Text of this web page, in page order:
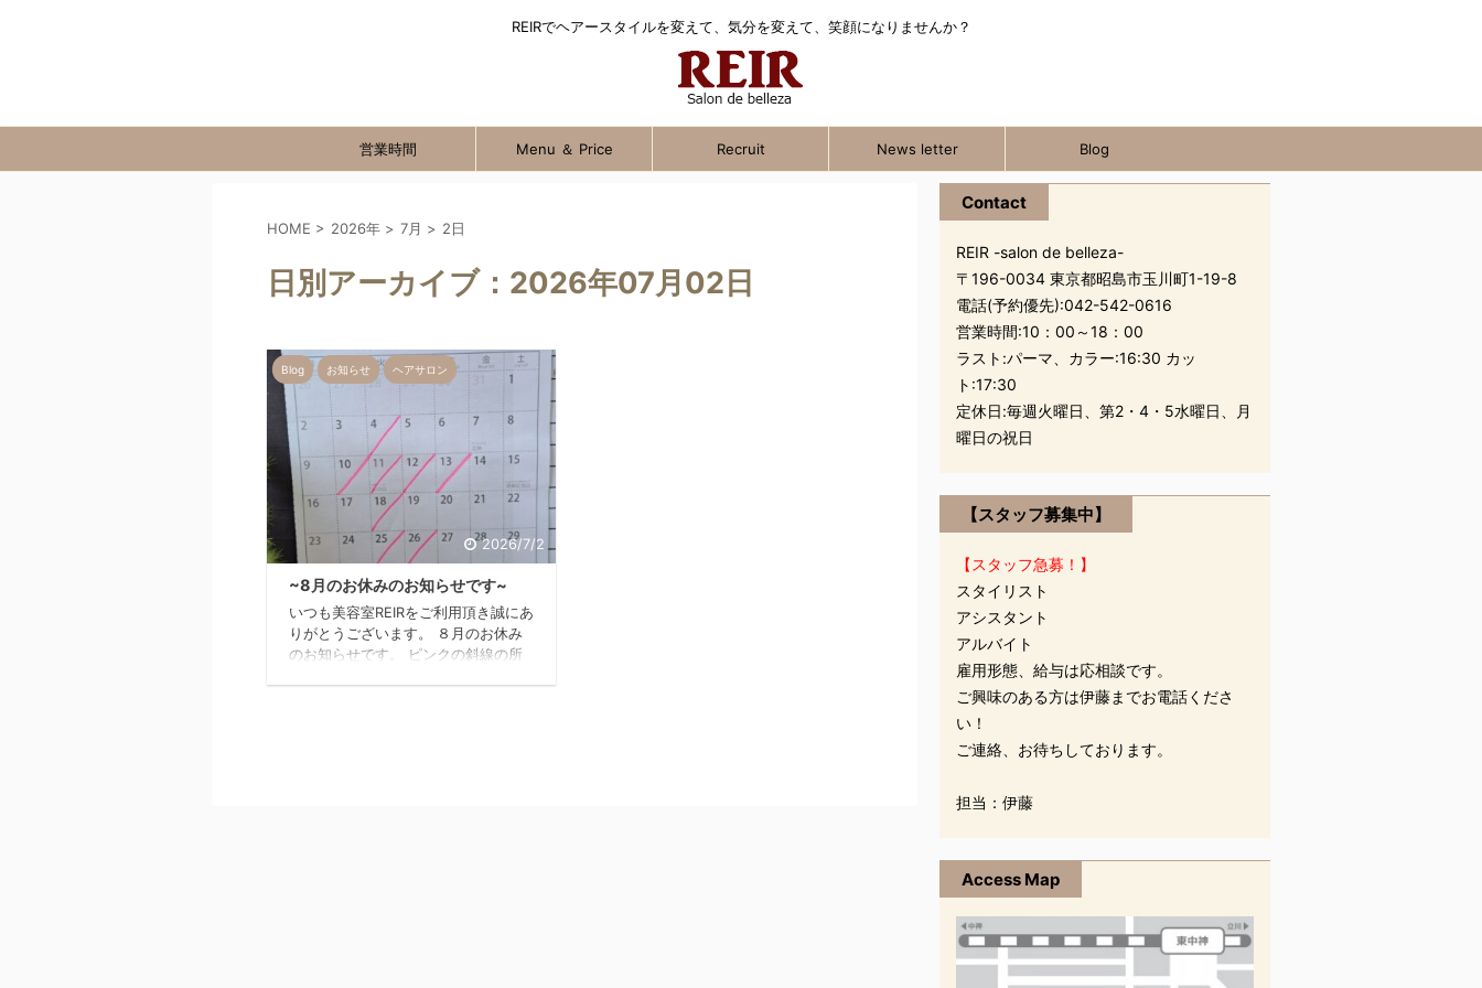
REIRでヘアースタイルを変えて、気分を変えて、笑顔になりませんか？
営業時間 Menu ＆ Price Recruit News letter Blog
HOME > 2026年 > 7月 > 2日
日別アーカイブ：2026年07月02日
Blog お知らせ ヘアサロン
2026/7/2
~8月のお休みのお知らせです~
いつも美容室REIRをご利用頂き誠にあ
りがとうございます。 ８月のお休み
のお知らせです。 ピンクの斜線の所
Contact
REIR -salon de belleza-
〒196-0034 東京都昭島市玉川町1-19-8
電話(予約優先):042-542-0616
営業時間:10：00～18：00
ラスト:パーマ、カラー:16:30 カッ
ト:17:30
定休日:毎週火曜日、第2・4・5水曜日、月
曜日の祝日
【スタッフ募集中】
【スタッフ急募！】
スタイリスト
アシスタント
アルバイト
雇用形態、給与は応相談です。
ご興味のある方は伊藤までお電話くださ
い！
ご連絡、お待ちしております。
担当：伊藤
Access Map